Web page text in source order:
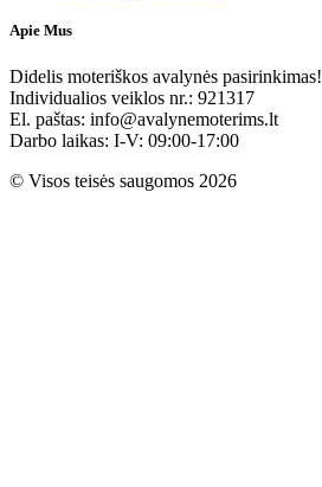
Apie Mus
Didelis moteriškos avalynės pasirinkimas!
Individualios veiklos nr.: 921317
El. paštas: info@avalynemoterims.lt
Darbo laikas: I-V: 09:00-17:00
© Visos teisės saugomos 2026